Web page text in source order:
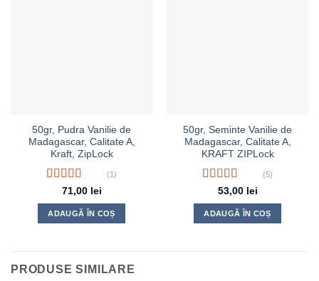
50gr, Pudra Vanilie de
Madagascar, Calitate A,
Kraft, ZipLock
Evaluat la
5.00din 5
(1)
71,00 lei
ADAUGĂ ÎN COȘ
50gr, Seminte Vanilie de
Madagascar, Calitate A,
KRAFT ZIPLock
Evaluat la
4.80din 5
(5)
53,00 lei
ADAUGĂ ÎN COȘ
PRODUSE SIMILARE